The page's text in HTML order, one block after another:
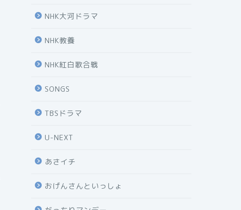
NHK大河ドラマ
NHK教養
NHK紅白歌合戦
SONGS
TBSドラマ
U-NEXT
あさイチ
おげんさんといっしょ